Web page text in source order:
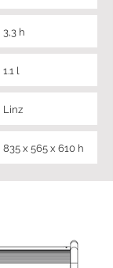
3,3 h
1.1 l
Linz
835 x 565 x 610 h